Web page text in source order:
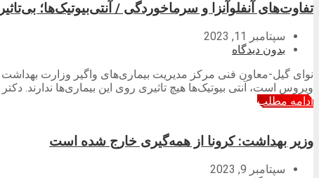
تفاوت‌های آنفلوآنزا و سرماخوردگی / آنتی‌بیوتیک‌ها؛
سپتامبر 11, 2023
بدون دیدگاه
نوای گیل-معاون فنی مرکز مدیریت بیماری‌های واگیر وزارت بهداشت
ویروس است، آنتی بیوتیک‌ها هیچ تاثیری روی این بیماری‌ها ندارند.
ادامه مطلب
وزیر بهداشت: کرونا از همه‌گیری خارج شده است
سپتامبر 9, 2023